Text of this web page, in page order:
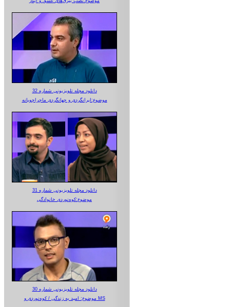
دانلود مجله تلویزیونی شماره 32
موضوع:ایرانگردی و جهانگردی ماجراجویانه
دانلود مجله تلویزیونی شماره 31
موضوع:کوه‌نوردی خانوادگی
دانلود مجله تلویزیونی شماره 30
موضوع: امید به زندگی / کوه‌نوردی و MS